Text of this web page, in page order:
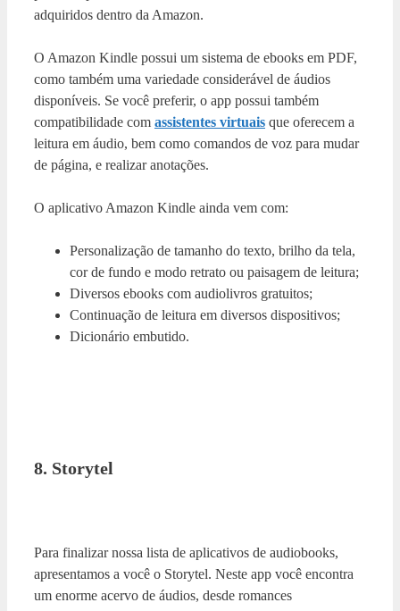
adquiridos dentro da Amazon.
O Amazon Kindle possui um sistema de ebooks em PDF,
como também uma variedade considerável de áudios
disponíveis. Se você preferir, o app possui também
compatibilidade com assistentes virtuais que oferecem a
leitura em áudio, bem como comandos de voz para mudar
de página, e realizar anotações.
O aplicativo Amazon Kindle ainda vem com:
Personalização de tamanho do texto, brilho da tela,
cor de fundo e modo retrato ou paisagem de leitura;
Diversos ebooks com audiolivros gratuitos;
Continuação de leitura em diversos dispositivos;
Dicionário embutido.
8. Storytel
Para finalizar nossa lista de aplicativos de audiobooks,
apresentamos a você o Storytel. Neste app você encontra
um enorme acervo de áudios, desde romances